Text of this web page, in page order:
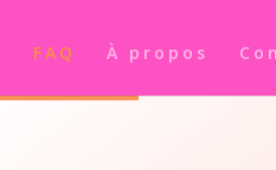
FAQ À propos